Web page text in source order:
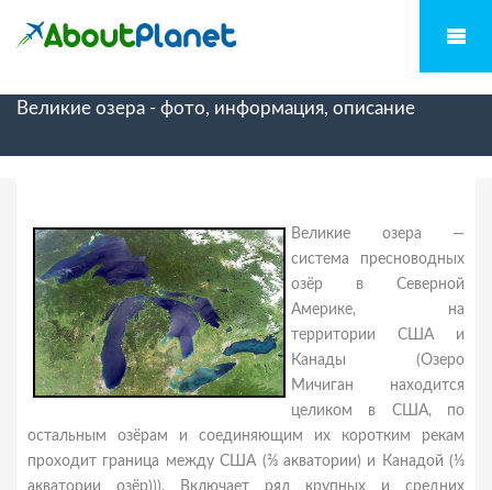
Великие озера - фото, информация, описание
Великие озера —
система пресноводных
озёр в Северной
Америке, на
территории США и
Канады (Озеро
Мичиган находится
целиком в США, по
остальным озёрам и соединяющим их коротким рекам
проходит граница между США (⅔ акватории) и Канадой (⅓
акватории озёр))). Включает ряд крупных и средних